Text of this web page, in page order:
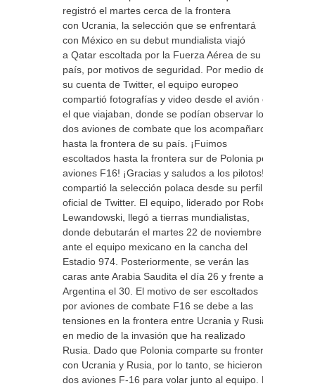
registró el martes cerca de la frontera
con Ucrania, la selección que se enfrentará
con México en su debut mundialista viajó
a Qatar escoltada por la Fuerza Aérea de su
país, por motivos de seguridad. Por medio de
su cuenta de Twitter, el equipo europeo
compartió fotografías y video desde el avión en
el que viajaban, donde se podían observar los
dos aviones de combate que los acompañaron
hasta la frontera de su país. ¡Fuimos
escoltados hasta la frontera sur de Polonia por
aviones F16! ¡Gracias y saludos a los pilotos!”,
compartió la selección polaca desde su perfil
oficial de Twitter. El equipo, liderado por Robert
Lewandowski, llegó a tierras mundialistas,
donde debutarán el martes 22 de noviembre
ante el equipo mexicano en la cancha del
Estadio 974. Posteriormente, se verán las
caras ante Arabia Saudita el día 26 y frente a
Argentina el 30. El motivo de ser escoltados
por aviones de combate F16 se debe a las
tensiones en la frontera entre Ucrania y Rusia
en medio de la invasión que ha realizado
Rusia. Dado que Polonia comparte su frontera
con Ucrania y Rusia, por lo tanto, se hicieron
dos aviones F-16 para volar junto al equipo. El